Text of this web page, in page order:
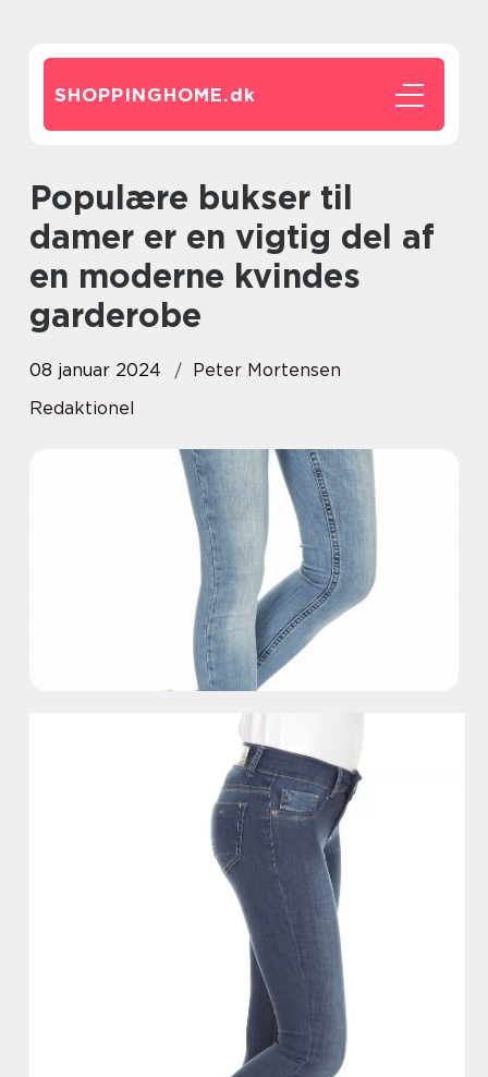
SHOPPINGHOME.dk
Populære bukser til
damer er en vigtig del af
en moderne kvindes
garderobe
08 januar 2024
Peter Mortensen
Redaktionel